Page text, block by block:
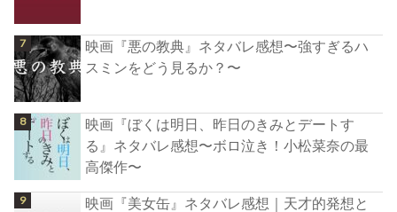
映画『悪の教典』ネタバレ感想〜強すぎるハ
スミンをどう見るか？〜
映画『ぼくは明日、昨日のきみとデートす
る』ネタバレ感想〜ボロ泣き！小松菜奈の最
高傑作〜
映画『美女缶』ネタバレ感想｜天才的発想と